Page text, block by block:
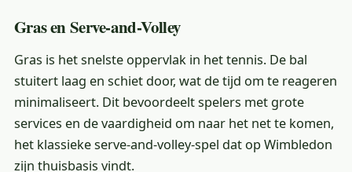
Gras en Serve-and-Volley
Gras is het snelste oppervlak in het tennis. De bal
stuitert laag en schiet door, wat de tijd om te reageren
minimaliseert. Dit bevoordeelt spelers met grote
services en de vaardigheid om naar het net te komen,
het klassieke serve-and-volley-spel dat op Wimbledon
zijn thuisbasis vindt.